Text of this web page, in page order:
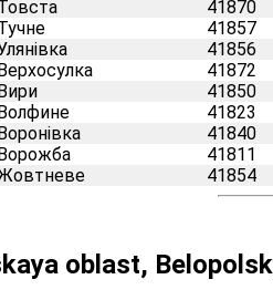
41870
41857
41856
41872
41850
41823
41840
41811
41854
oblast,